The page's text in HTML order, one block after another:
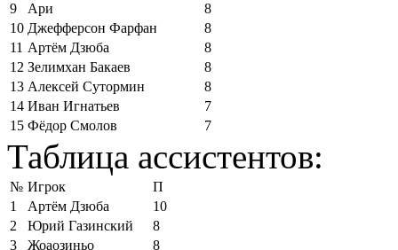
9
Ари
8
10 Джефферсон Фарфан
8
11 Артём Дзюба
8
12 Зелимхан Бакаев
8
13 Алексей Сутормин
8
14 Иван Игнатьев
7
15 Фёдор Смолов 7
Таблица ассистентов:
№ Игрок
П
1
Артём Дзюба
10
2
Юрий Газинский
8
3
Жоаозиньо
8